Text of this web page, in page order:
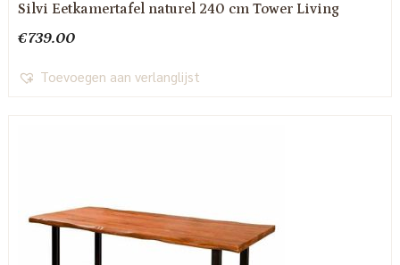
Silvi Eetkamertafel naturel 240 cm Tower Living
€739.00
Toevoegen aan verlanglijst